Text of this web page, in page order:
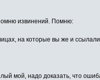
извинений. Помню:
на которые вы же и
мой, надо доказать, что